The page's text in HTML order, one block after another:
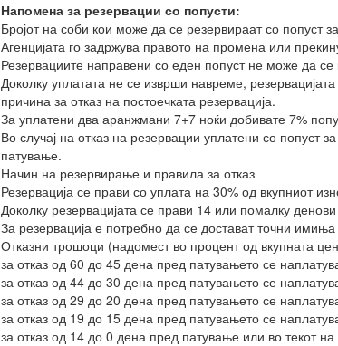
Напомена за резервации со попусти:
Бројот на соби кои може да се резервираат со попуст
Агенцијата го задржува правото на промена или
Резервациите направени со еден попуст не може да се
Доколку уплатата не се изврши навреме,
причина за отказ на постоечката резервација.
За уплатени два аранжмани 7+7 ноќи добивате 7%
Во случај на отказ на резервации уплатени со попуст
патување.
Начин на резервирање и правила за отказ
Резервација се прави со уплата на 30% од вкупниот
Доколку резервацијата се прави 14 или помалку
За резервација е потребно да се достават точни
Отказни трошоци (надомест во процент од вкупната
за отказ од 60 до 45 дена пред патувањето се
за отказ од 44 до 30 дена пред патувањето се
за отказ од 29 до 20 дена пред патувањето се
за отказ од 19 до 15 дена пред патувањето се
за отказ од 14 до 0 дена пред патување или во текот